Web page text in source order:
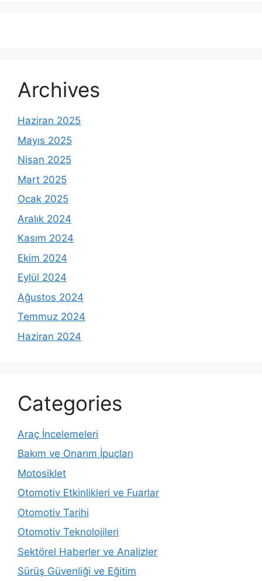
Archives
Haziran 2025
Mayıs 2025
Nisan 2025
Mart 2025
Ocak 2025
Aralık 2024
Kasım 2024
Ekim 2024
Eylül 2024
Ağustos 2024
Temmuz 2024
Haziran 2024
Categories
Araç İncelemeleri
Bakım ve Onarım İpuçları
Motosiklet
Otomotiv Etkinlikleri ve Fuarlar
Otomotiv Tarihi
Otomotiv Teknolojileri
Sektörel Haberler ve Analizler
Sürüş Güvenliği ve Eğitim